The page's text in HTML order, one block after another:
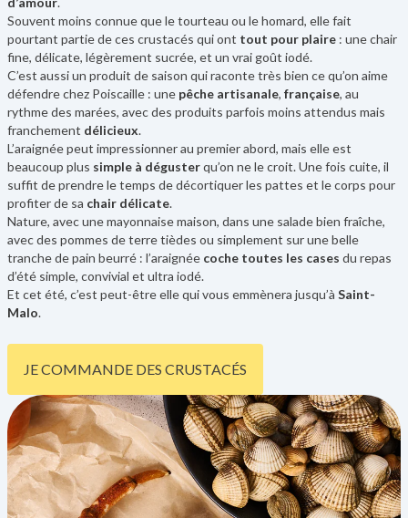
Souvent moins connue que le tourteau ou le homard, elle fait
pourtant partie de ces crustacés qui ont tout pour plaire : une chair
fine, délicate, légèrement sucrée, et un vrai goût iodé.
C’est aussi un produit de saison qui raconte très bien ce qu’on aime
défendre chez Poiscaille : une pêche artisanale, française, au
rythme des marées, avec des produits parfois moins attendus mais
franchement délicieux.
L’araignée peut impressionner au premier abord, mais elle est
beaucoup plus simple à dégusterqu’on ne le croit. Une fois cuite, il
suffit de prendre le temps de décortiquer les pattes et le corps pour
profiter de sa chair délicate.
Nature, avec une mayonnaise maison, dans une salade bien fraîche,
avec des pommes de terre tièdes ou simplement sur une belle
tranche de pain beurré : l’araignée coche toutes les cases du repas
d’été simple, convivial et ultra iodé.
Et cet été, c’est peut-être elle qui vous emmènera jusqu’à Saint-
Malo.
JE COMMANDE DES CRUSTACÉS